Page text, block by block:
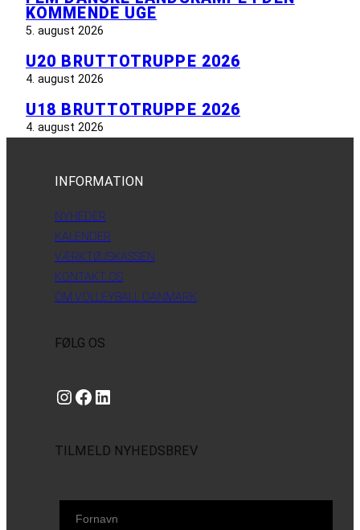
KOMMENDE UGE
5. august 2026
U20 BRUTTOTRUPPE 2026
4. august 2026
U18 BRUTTOTRUPPE 2026
4. august 2026
INFORMATION
NYHEDER
KALENDER
VÆRKTØJSKASSEN
KONTAKT OS
OM VOLLEYBALL DANMARK
FØLG OS
Instagram https://www.facebook.com/danishbeachvolleytour LinkedIn
TILMELD NYHEDSBREV